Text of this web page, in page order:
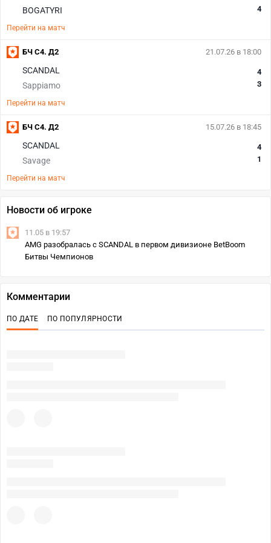
BOGATYRI
4
Перейти на матч
21.07.26 в 18:00
SCANDAL
Sappiamo
4
3
Перейти на матч
БЧ С4. Д2
15.07.26 в 18:45
SCANDAL
Savage
4
1
Перейти на матч
БЧ С4. Д2
Новости об игроке
11.05 в 19:57
AMG разобралась с SCANDAL в первом дивизионе BetBoom
Битвы Чемпионов
Комментарии
ПО ДАТЕ ПО ПОПУЛЯРНОСТИ